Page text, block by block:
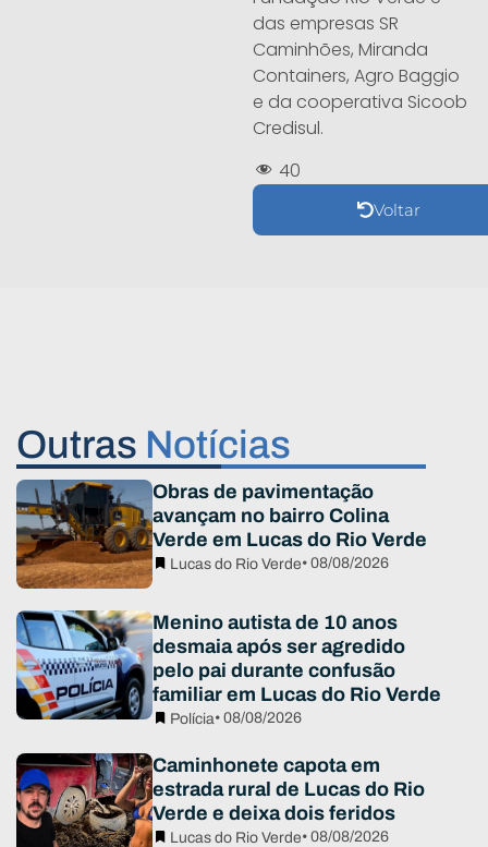
das empresas SR
Caminhões, Miranda
Containers, Agro Baggio
e da cooperativa Sicoob
Credisul.
40
Voltar
Outras Notícias
Obras de pavimentação
avançam no bairro Colina
Verde em Lucas do Rio Verde
Lucas do Rio Verde• 08/08/2026
Menino autista de 10 anos
desmaia após ser agredido
pelo pai durante confusão
familiar em Lucas do Rio Verde
Polícia• 08/08/2026
Caminhonete capota em
estrada rural de Lucas do Rio
Verde e deixa dois feridos
Lucas do Rio Verde• 08/08/2026